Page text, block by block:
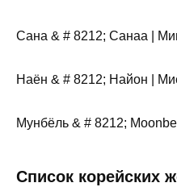
Сана & # 8212; Санаа |
Наён & # 8212; Найон |
Мунбёль & # 8212;
Список корейских